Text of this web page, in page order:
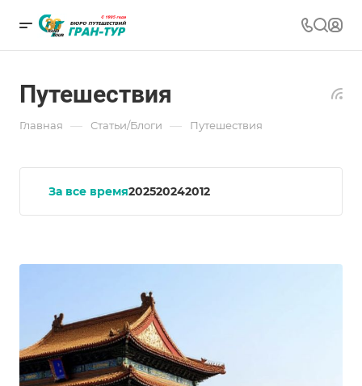
Путешествия
Главная — Статьи/Блоги — Путешествия
За все время202520242012